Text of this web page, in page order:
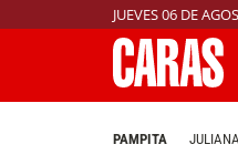
JUEVES 06 DE
PAMPITA